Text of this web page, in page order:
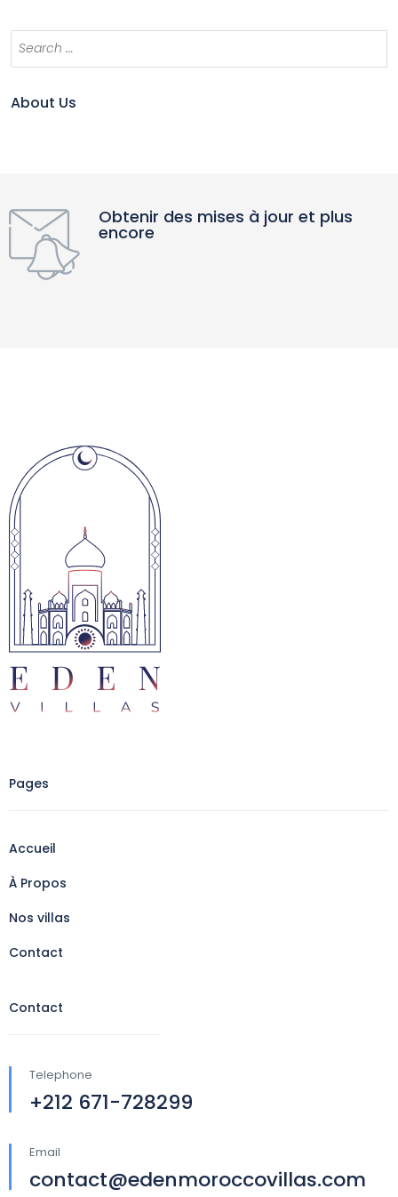
About Us
Obtenir des mises à jour et plus
encore
Pages
Accueil
À Propos
Nos villas
Contact
Contact
Telephone
+212 671-728299
Email
contact@edenmoroccovillas.com